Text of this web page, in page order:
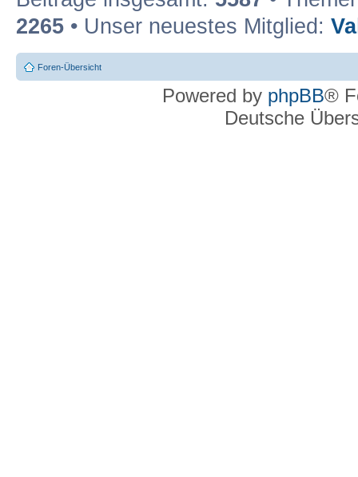
2265 • Unser neuestes Mitglied:
Foren-Übersicht
Powered by phpBB®
Deutsche